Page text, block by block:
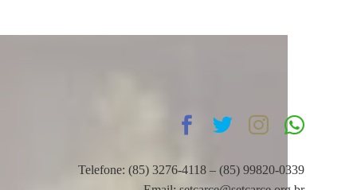
Telefone: (85) 3276-4118 – (85) 99820-0339